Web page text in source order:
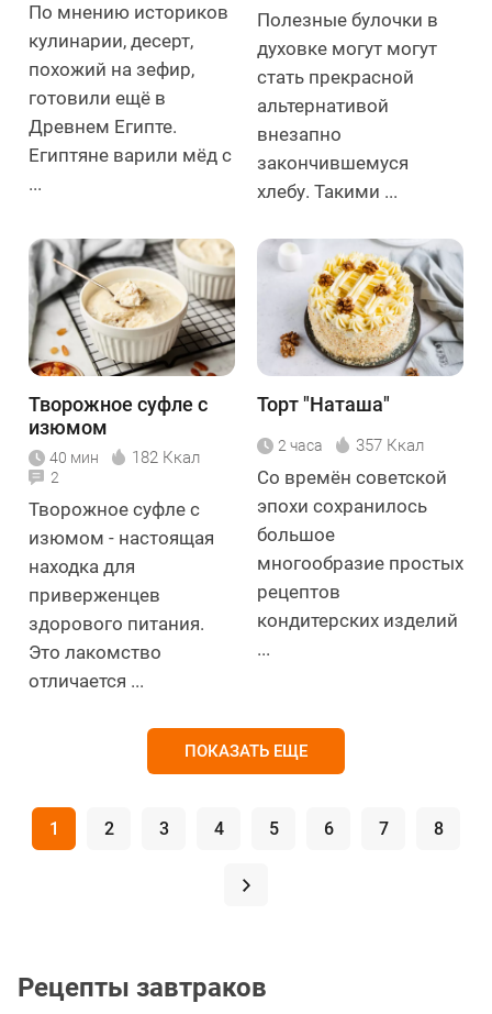
По мнению историков
кулинарии, десерт,
похожий на зефир,
готовили ещё в
Древнем Египте.
Египтяне варили мёд с
...
Полезные булочки в
духовке могут могут
стать прекрасной
альтернативой
внезапно
закончившемуся
хлебу. Такими ...
Творожное суфле с
изюмом
40 мин 182 Ккал
2
Творожное суфле с
изюмом - настоящая
находка для
приверженцев
здорового питания.
Это лакомство
отличается ...
Торт "Наташа"
2 часа 357 Ккал
Со времён советской
эпохи сохранилось
большое
многообразие простых
рецептов
кондитерских изделий
...
ПОКАЗАТЬ ЕЩЕ
1 2 3 4 5 6 7 8
.
Рецепты завтраков